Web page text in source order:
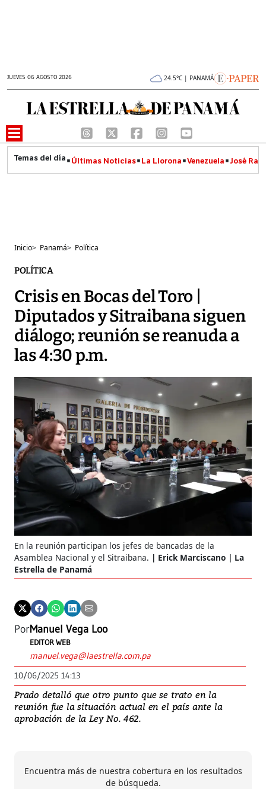
JUEVES 06 AGOSTO 2026 24.5°C | PANAMÁ
Últimas Noticias La Llorona Venezuela José
Inicio> Panamá> Política
POLÍTICA
Crisis en Bocas del Toro |
Diputados y Sitraibana siguen
diálogo; reunión se reanuda a
las 4:30 p.m.
En la reunión participan los jefes de bancadas de la
Asamblea Nacional y el Sitraibana.
Erick Marciscano | La
Estrella de Panamá
PorManuel Vega Loo
EDITOR WEB
manuel.vega@laestrella.com.pa
10/06/2025 14:13
Prado detalló que otro punto que se trato en la
reunión fue la situación actual en el país ante la
aprobación de la Ley No. 462.
Encuentra más de nuestra cobertura en los resultados
de búsqueda.